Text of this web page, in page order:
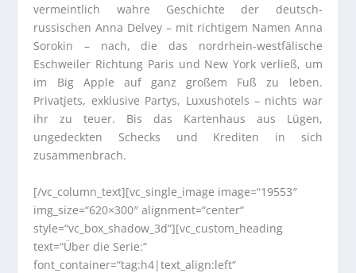
vermeintlich wahre Geschichte der deutsch-
russischen Anna Delvey – mit richtigem Namen Anna
Sorokin – nach, die das nordrhein-westfälische
Eschweiler Richtung Paris und New York verließ, um
im Big Apple auf ganz großem Fuß zu leben.
Privatjets, exklusive Partys, Luxushotels – nichts war
ihr zu teuer. Bis das Kartenhaus aus Lügen,
ungedeckten Schecks und Krediten in sich
zusammenbrach.
[/vc_column_text][vc_single_image image=“19553″
img_size=“620×300″ alignment=“center“
style=“vc_box_shadow_3d“][vc_custom_heading
text=“Über die Serie:“
font_container=“tag:h4|text_align:left“